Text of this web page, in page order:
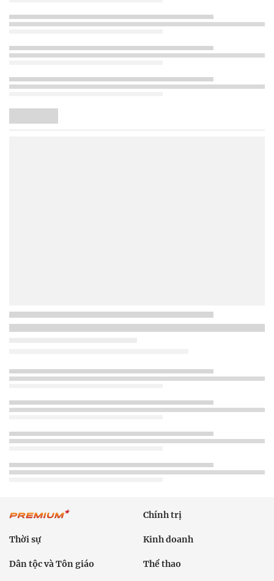
Chính trị
Thời sự Kinh doanh
Dân tộc và Tôn giáo Thể thao